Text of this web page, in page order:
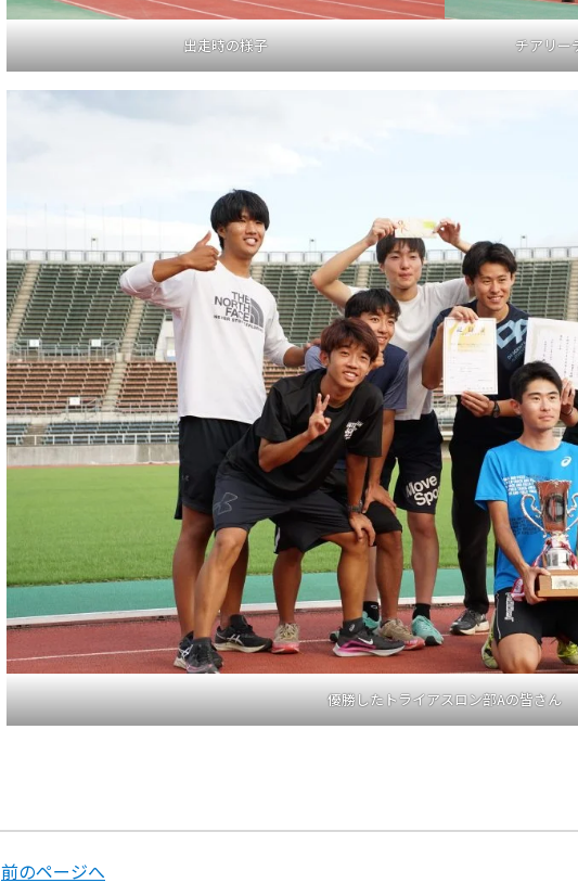
出走時の様子 チアリー
優勝したトライアスロン部Aの皆さん
前のページへ